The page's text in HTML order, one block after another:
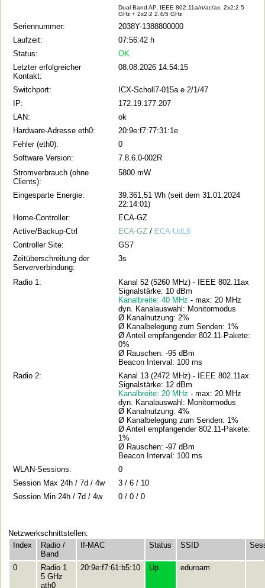
Dual Band AP, IEEE 802.11a/n/ac/ax, 2x2:2 5
GHz + 2x2:2 2.4/5 GHz
Seriennummer:
2038Y-1388800000
Laufzeit:
07:56:42 h
Status:
OK
Letzter erfolgreicher
Kontakt:
08.08.2026 14:54:15
Switchport:
ICX-Scholl7-015a e 2/1/47
IP:
172.19.177.207
LAN:
ok
Hardware-Adresse eth0:
20:9e:f7:77:31:1e
Fehler (eth0):
0
Software Version:
7.8.6.0-002R
Stromverbrauch (ohne
Clients):
5800 mW
Eingesparte Energie:
39.361,51 Wh (seit dem 31.01.2024
22:14:01)
Home-Controller:
ECA-GZ
Active/Backup-Ctrl
ECA-GZ / ECA-UdL6
Controller Site:
GS7
Zeitüberschreitung der
Serververbindung:
3s
Radio 1:
Kanal 52 (5260 MHz) - IEEE 802.11ax
Signalstärke: 10 dBm
Kanalbreite: 40 MHz- max: 20 MHz
dyn. Kanalauswahl: Monitormodus
Ø Kanalnutzung: 2%
Ø Kanalbelegung zum Senden: 1%
Ø Anteil empfangender 802.11-Pakete:
0%
Ø Rauschen: -95 dBm
Beacon Interval: 100 ms
Radio 2:
Kanal 13 (2472 MHz) - IEEE 802.11ax
Signalstärke: 12 dBm
Kanalbreite: 20 MHz- max: 20 MHz
dyn. Kanalauswahl: Monitormodus
Ø Kanalnutzung: 4%
Ø Kanalbelegung zum Senden: 1%
Ø Anteil empfangender 802.11-Pakete:
1%
Ø Rauschen: -97 dBm
Beacon Interval: 100 ms
WLAN-Sessions:
0
Session Max 24h / 7d / 4w
3 / 6 / 10
Session Min 24h / 7d / 4w
0 / 0 / 0
Netzwerkschnittstellen:
Index
Radio /
Band
If-MAC Status SSID
0
Radio 1
5 GHz
ath0
20:9e:f7:61:b5:10 Up eduroam